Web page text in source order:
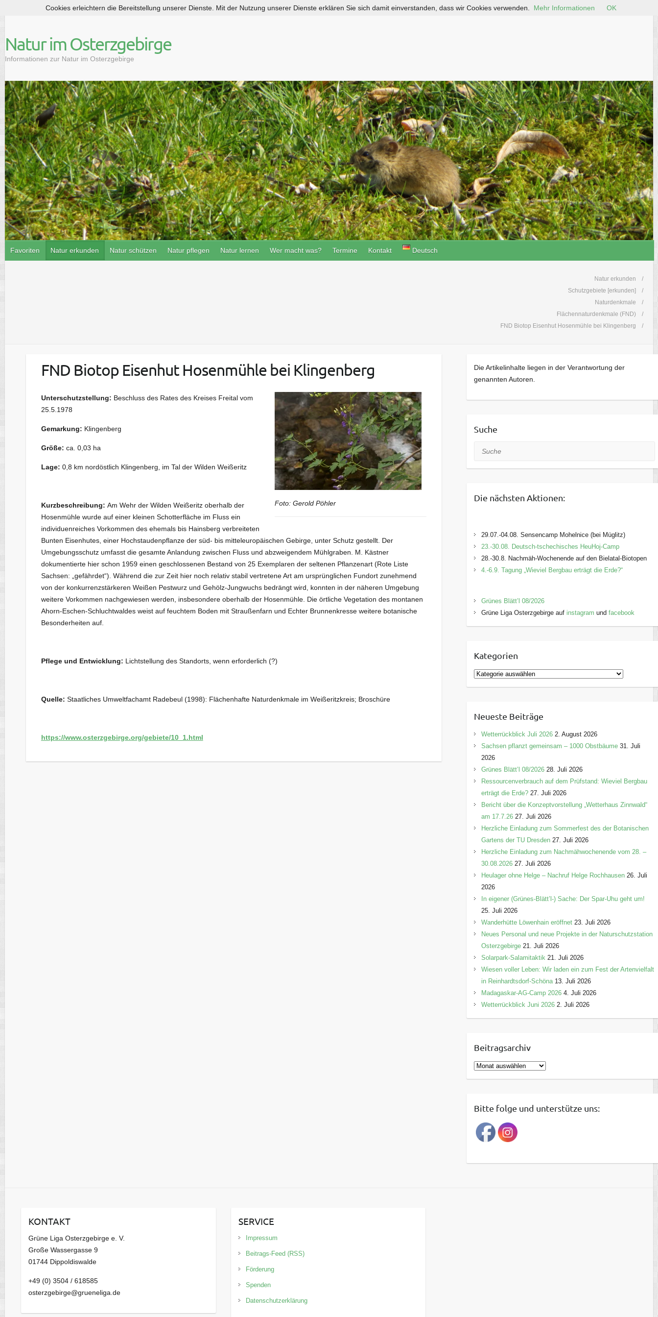
p
t
c
o
n
t
e
n
t
Natur im Osterzgebirge
Informationen zur Natur im Osterzgebirge
Favoriten Natur erkunden Natur schützen Natur pflegen Natur lernen Wer macht was? Termine Kontakt Deutsch
Natur erkunden
Schutzgebiete [erkunden]
Naturdenkmale
Flächennaturdenkmale (FND)
FND Biotop Eisenhut Hosenmühle bei Klingenberg
FND Biotop Eisenhut Hosenmühle bei Klingenberg
Foto: Gerold Pöhler
Unterschutzstellung: Beschluss des Rates des Kreises Freital vom
25.5.1978
Gemarkung: Klingenberg
Größe: ca. 0,03 ha
Lage: 0,8 km nordöstlich Klingenberg, im Tal der Wilden Weißeritz
Kurzbeschreibung: Am Wehr der Wilden Weißeritz oberhalb der
Hosenmühle wurde auf einer kleinen Schotterfläche im Fluss ein
individuenreiches Vorkommen des ehemals bis Hainsberg verbreiteten
Bunten Eisenhutes, einer Hochstaudenpflanze der süd- bis mitteleuropäischen Gebirge, unter Schutz gestellt. Der
Umgebungsschutz umfasst die gesamte Anlandung zwischen Fluss und abzweigendem Mühlgraben. M. Kästner
dokumentierte hier schon 1959 einen geschlossenen Bestand von 25 Exemplaren der seltenen Pflanzenart (Rote Liste
Sachsen: „gefährdet“). Während die zur Zeit hier noch relativ stabil vertretene Art am ursprünglichen Fundort zunehmend
von der konkurrenzstärkeren Weißen Pestwurz und Gehölz-Jungwuchs bedrängt wird, konnten in der näheren Umgebung
weitere Vorkommen nachgewiesen werden, insbesondere oberhalb der Hosenmühle. Die örtliche Vegetation des montanen
Ahorn-Eschen-Schluchtwaldes weist auf feuchtem Boden mit Straußenfarn und Echter Brunnenkresse weitere botanische
Besonderheiten auf.
Pflege und Entwicklung: Lichtstellung des Standorts, wenn erforderlich (?)
Quelle: Staatliches Umweltfachamt Radebeul (1998): Flächenhafte Naturdenkmale im Weißeritzkreis; Broschüre
https://www.osterzgebirge.org/gebiete/10_1.html
Die Artikelinhalte liegen in der Verantwortung der
genannten Autoren.
Suche
Suche
Die nächsten Aktionen:
29.07.-04.08. Sensencamp Mohelnice (bei Müglitz)
23.-30.08. Deutsch-tschechisches HeuHoj-Camp
28.-30.8. Nachmäh-Wochenende auf den Bielatal-Biotopen
4.-6.9. Tagung „Wieviel Bergbau erträgt die Erde?“
Grünes Blätt’l 08/2026
Grüne Liga Osterzgebirge auf instagram und facebook
Kategorien
K
a
g
o
r
e
n
Neueste Beiträge
Wetterrückblick Juli 2026 2. August 2026
Sachsen pflanzt gemeinsam – 1000 Obstbäume 31. Juli
2026
Grünes Blätt’l 08/2026 28. Juli 2026
Ressourcenverbrauch auf dem Prüfstand: Wieviel Bergbau
erträgt die Erde? 27. Juli 2026
Bericht über die Konzeptvorstellung „Wetterhaus Zinnwald“
am 17.7.26 27. Juli 2026
Herzliche Einladung zum Sommerfest des der Botanischen
Gartens der TU Dresden 27. Juli 2026
Herzliche Einladung zum Nachmähwochenende vom 28. –
30.08.2026 27. Juli 2026
Heulager ohne Helge – Nachruf Helge Rochhausen 26. Juli
2026
In eigener (Grünes-Blätt’l-) Sache: Der Spar-Uhu geht um!
25. Juli 2026
Wanderhütte Löwenhain eröffnet 23. Juli 2026
Neues Personal und neue Projekte in der Naturschutzstation
Osterzgebirge 21. Juli 2026
Solarpark-Salamitaktik 21. Juli 2026
Wiesen voller Leben: Wir laden ein zum Fest der Artenvielfalt
in Reinhardtsdorf-Schöna 13. Juli 2026
Madagaskar-AG-Camp 2026 4. Juli 2026
Wetterrückblick Juni 2026 2. Juli 2026
Beitragsarchiv
B
e
r
g
Bitte folge und unterstütze uns:
KONTAKT
Grüne Liga Osterzgebirge e. V.
Große Wassergasse 9
01744 Dippoldiswalde
+49 (0) 3504 / 618585
osterzgebirge@grueneliga.de
SERVICE
Impressum
Beitrags-Feed (RSS)
Förderung
Spenden
Datenschutzerklärung
Cookies erleichtern die Bereitstellung unserer Dienste. Mit der Nutzung unserer Dienste erklären Sie sich damit einverstanden, dass wir Cookies verwenden. Mehr Informationen OK